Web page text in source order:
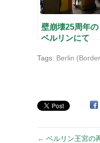
壁崩壊25周年の
ベルリンにて
Tags: Berlin
← ベルリン王宮の